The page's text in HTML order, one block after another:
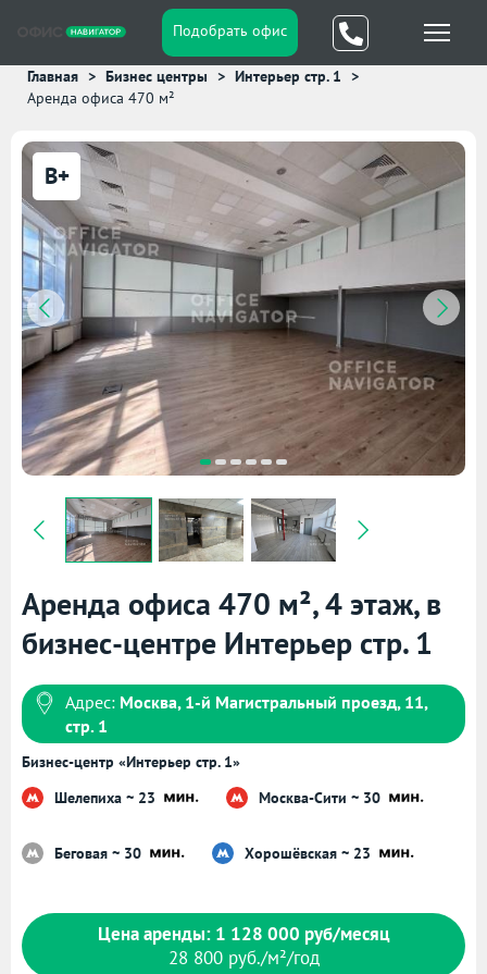
Подобрать офис
Главная Бизнес центры
Интерьер стр. 1
Аренда офиса 470 м²
B+
Аренда офиса 470 м², 4 этаж, в
бизнес-центре Интерьер стр. 1
Адрес: Москва, 1-й Магистральный проезд, 11,
стр. 1
Бизнес-центр «Интерьер стр. 1»
Шелепиха ~ 23
Москва-Сити ~ 30
Беговая ~ 30 Хорошёвская ~ 23
Цена аренды: 1 128 000 руб/месяц
28 800 руб./м²/год